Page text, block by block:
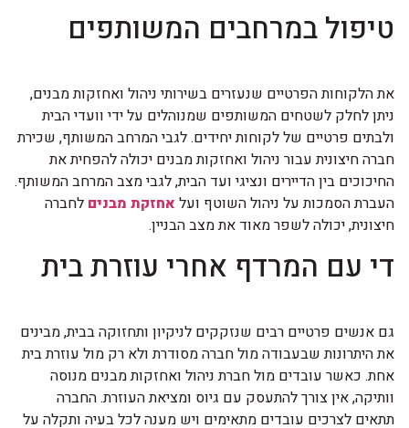
טיפול במרחבים המשותפים
את הלקוחות הפרטיים שנעזרים בשירותי ניהול ואחזקות מבנים,
ניתן לחלק לשטחים המשותפים שמנוהלים על ידי וועדי הבית
ולבתים פרטיים של לקוחות יחידים. לגבי המרחב המשותף, שכירת
חברה חיצונית עבור ניהול ואחזקות מבנים יכולה להפחית את
החיכוכים בין הדיירים ונציגי ועד הבית, לגבי מצב המרחב המשותף.
העברת הסמכות על ניהול השוטף ועל אחזקת מבנים לחברה
חיצונית, יכולה לשפר מאוד את מצב הבניין.
די עם המרדף אחרי עוזרת בית
גם אנשים פרטיים רבים שנזקקים לניקיון ותחזוקה בבית, מבינים
את היתרונות שבעבודה מול חברה מסודרת ולא רק מול עוזרת בית
אחת. כאשר עובדים מול חברת ניהול ואחזקות מבנים מנוסה
וותיקה, אין צורך להתעסק עם גיוס ומציאת העוזרת. החברה
תתאים לצרכים עובדים מתאימים ויש מענה לכל בעיה ותקלה על